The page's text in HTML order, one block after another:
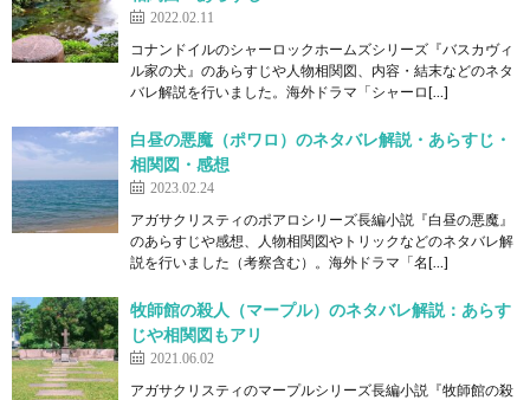
2022.02.11
コナンドイルのシャーロックホームズシリーズ『バスカヴィ
ル家の犬』のあらすじや人物相関図、内容・結末などのネタ
バレ解説を行いました。海外ドラマ「シャーロ[…]
白昼の悪魔（ポワロ）のネタバレ解説・あらすじ・
相関図・感想
2023.02.24
アガサクリスティのポアロシリーズ長編小説『白昼の悪魔』
のあらすじや感想、人物相関図やトリックなどのネタバレ解
説を行いました（考察含む）。海外ドラマ「名[…]
牧師館の殺人（マープル）のネタバレ解説：あらす
じや相関図もアリ
2021.06.02
アガサクリスティのマープルシリーズ長編小説『牧師館の殺